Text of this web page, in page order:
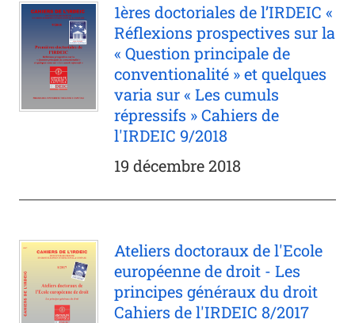
1ères doctoriales de l’IRDEIC «
Réflexions prospectives sur la
« Question principale de
conventionalité » et quelques
varia sur « Les cumuls
répressifs » Cahiers de
l'IRDEIC 9/2018
19 décembre 2018
Ateliers doctoraux de l'Ecole
européenne de droit - Les
principes généraux du droit
Cahiers de l'IRDEIC 8/2017